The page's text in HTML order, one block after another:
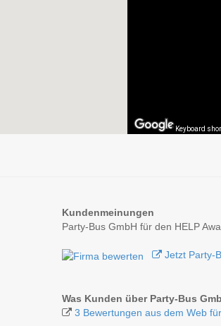
Keyboard
Kundenmeinungen
Party-Bus GmbH für den HELP
Jetzt Party-
Was Kunden über Party-Bus
3 Bewertungen aus dem Web